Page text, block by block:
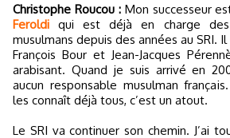
Christophe Roucou :Mon successeur
Feroldi qui est déjà en charge
musulmans depuis des années au SRI.
François Bour et Jean-Jacques
arabisant. Quand je suis arrivé en
aucun responsable musulman
les connaît déjà tous, c’est un atout.
Le SRI va continuer son chemin. J’ai